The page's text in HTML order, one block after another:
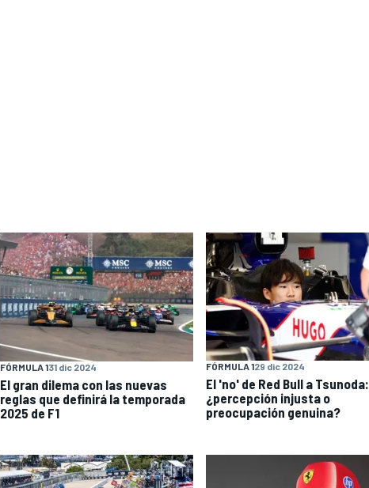
FÓRMULA 131 dic 2024
El gran dilema con las nuevas
reglas que definirá la temporada
2025 de F1
FÓRMULA 129 dic 2024
El 'no' de Red Bull a Tsunoda:
¿percepción injusta o
preocupación genuina?